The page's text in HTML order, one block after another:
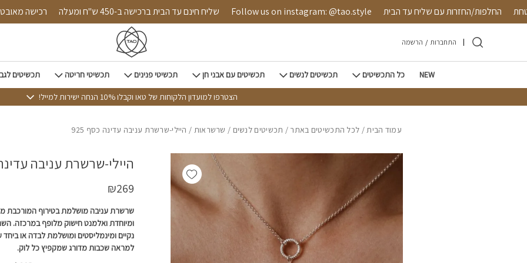
Skip to Content
מאובטחת החלפות/החזרות עם שליח עד הבית Follow us on instagram: @tao.style שליח חינם עד הבית ברכישה ב-450 ש"ח ומעלה
התחברות / הרשמה
NEW כל התכשיטים תכשיטים לנשים תכשיטים עם אבני חן תכשיטי פנינים תכשיטי חריטה תכשיטים
הצטרפו למועדון הלקוחות של טאו וקבלו 10% הנחה ישירות למייל!
עמוד הבית/ לכל התכשיטים באתר / תכשיטים לנשים / שרשראות / היילי-שרשרת עניבה עדינה כסף 925
היילי-שרשרת עניבה עדינה
₪269
שרשרת עניבה מושלמת בטירוף המורכבת
ומיוחדת ואלמנט חישוק מלופף במרכזה.
נקיים ומינמליסטים ומושלמת לבדה או
למראה שכבות מדורג שמקפיץ כל לוק.
Add wishlist
בחזרה למעלה